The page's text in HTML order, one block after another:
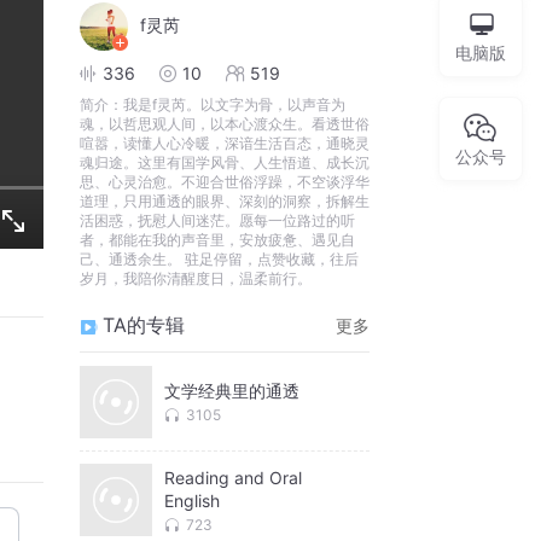
f灵芮
336 10 519
简介： 我是f灵芮。以文字为骨，以声音为
魂，以哲思观人间，以本心渡众生。看透世俗
喧嚣，读懂人心冷暖，深谙生活百态，通晓灵
魂归途。这里有国学风骨、人生悟道、成长沉
思、心灵治愈。不迎合世俗浮躁，不空谈浮华
道理，只用通透的眼界、深刻的洞察，拆解生
活困惑，抚慰人间迷茫。愿每一位路过的听
者，都能在我的声音里，安放疲惫、遇见自
己、通透余生。 驻足停留，点赞收藏，往后
岁月，我陪你清醒度日，温柔前行。
TA的专辑 更多
文学经典里的通透
3105
Reading and Oral
English
723
电脑版
公众号